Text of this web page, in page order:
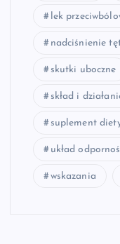
lek
nadciśnienie
skutki uboczne
skład i
suplement
układ
wskazania